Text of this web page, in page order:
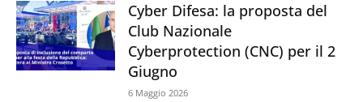
Cyber Difesa: la proposta del
Club Nazionale
Cyberprotection (CNC) per il 2
Giugno
6 Maggio 2026